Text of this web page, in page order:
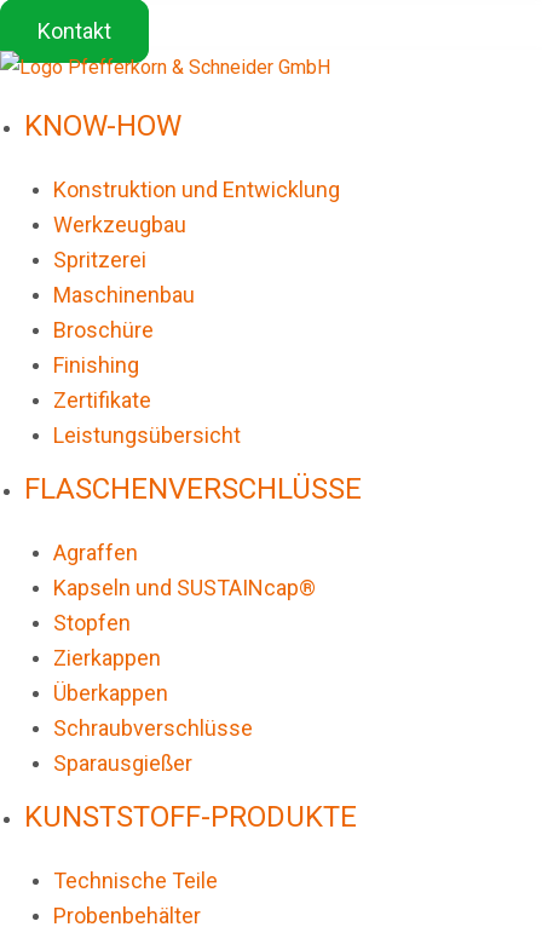
Kontakt
KNOW-HOW
Konstruktion und Entwicklung
Werkzeugbau
Spritzerei
Maschinenbau
Broschüre
Finishing
Zertifikate
Leistungsübersicht
FLASCHENVERSCHLÜSSE
Agraffen
Kapseln und SUSTAINcap®
Stopfen
Zierkappen
Überkappen
Schraubverschlüsse
Sparausgießer
KUNSTSTOFF-PRODUKTE
Technische Teile
Probenbehälter